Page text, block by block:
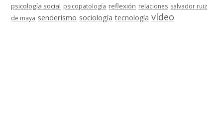
psicología social psicopatología reflexión relaciones salvador ruiz
de maya senderismo sociología tecnología vídeo